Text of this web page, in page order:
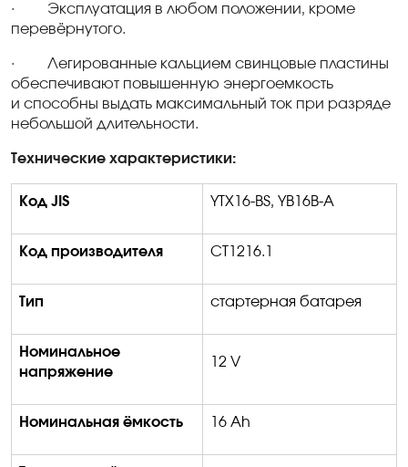
·
Эксплуатация в любом положении, кроме
перевёрнутого.
·
Легированные кальцием свинцовые пластины
обеспечивают повышенную энергоемкость
и способны выдать максимальный ток при разряде
небольшой длительности.
Технические характеристики:
Код JIS YTX1 6-BS, YB16B-A
Код производителя CT121 6.1
Тип стартерная батарея
Номинальное
напряжение
12 V
Номинальная ёмкость 1 6 Ah